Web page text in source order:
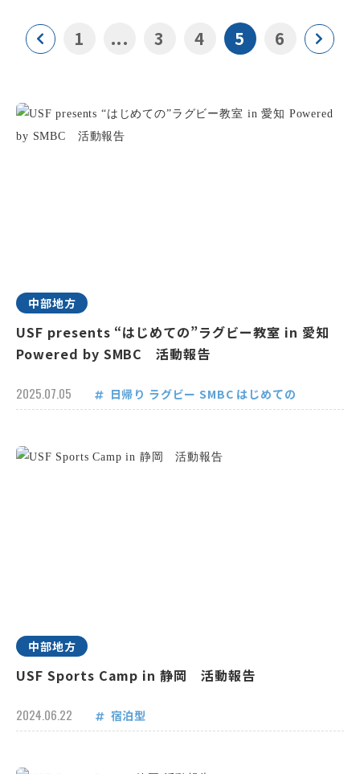
1 ... 3 4 5 6
中部地方
USF presents “はじめての”ラグビー教室 in 愛知
Powered by SMBC 活動報告
2025.07.05 日帰り ラグビー SMBC はじめての
中部地方
USF Sports Camp in 静岡 活動報告
2024.06.22 宿泊型